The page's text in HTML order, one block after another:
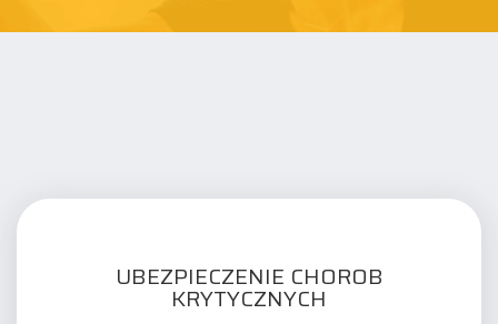
UBEZPIECZENIE CHOROB
KRYTYCZNYCH